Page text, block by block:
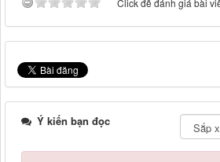
Click để đánh giá bài
Ý kiến bạn đọc